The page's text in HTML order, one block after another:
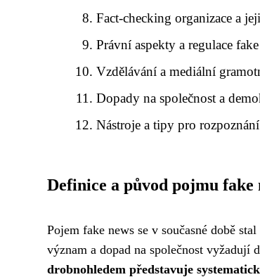
Fact-checking organizace a
Právní aspekty a regulace
Vzdělávání a mediální
Dopady na společnost a
Nástroje a tipy pro
Definice a původ pojmu fake
Pojem fake news se v současné době
význam a dopad na společnost vyžadují
drobnohledem představuje